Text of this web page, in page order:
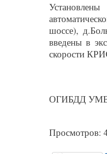
шоссе),
введены в
скорости
ОГИБДД
Просмотров: